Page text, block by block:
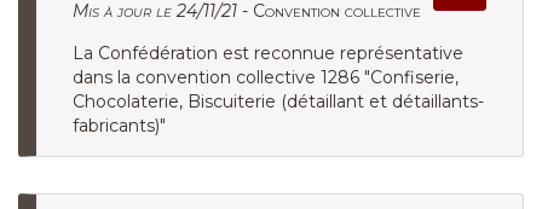
Mis à jour le 24/11/21 - Convention collective
La Confédération est reconnue représentative
dans la convention collective 1286 "Confiserie,
Chocolaterie, Biscuiterie (détaillant et détaillants-
fabricants)"